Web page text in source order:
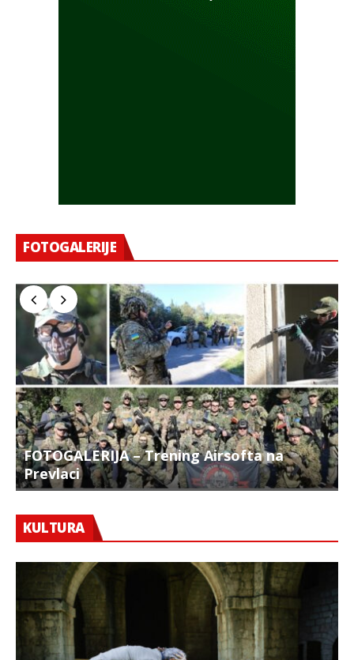
FOTOGALERIJE
FOTOGALERIJA – Trening Airsofta na
Prevlaci
KULTURA